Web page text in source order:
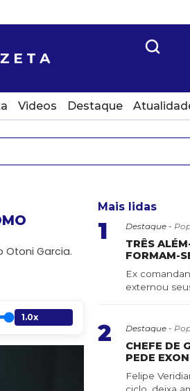
Videos Destaque
Mais lidas
1 Destaque -
TRÊS
FORMAM-
Ex
externou
2 Destaque -
CHEFE DE
PEDE
Felipe
ciclo, deixa
Otoni Garcia.
- Jornal A Gazeta